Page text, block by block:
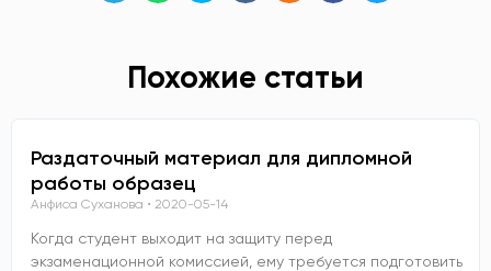
Похожие статьи
Раздаточный материал для дипломной
работы образец
Анфиса Суханова 2020-05-14
Когда студент выходит на защиту перед
экзаменационной комиссией, ему требуется подготовить